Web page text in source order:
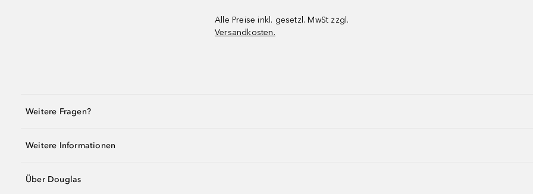
Alle Preise inkl. gesetzl. MwSt zzgl.
Versandkosten.
Weitere Fragen?
Weitere Informationen
Über Douglas